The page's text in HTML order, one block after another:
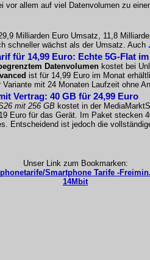
vor allem auf viel Datenvolumen zu
Milliarden Euro Umsatz, 11,8
schneller wächst als der Umsatz. Auch
für 14,99 Euro: Echte 5G-Flat
Datenvolumen kostet bei
ist für 14,99 Euro im Monat
mit 24 Monaten Laufzeit ohne
Vertrag: 40 GB für 24,99 Euro
mit 256 GB kostet in der
Euro für das Gerät. Im Paket stecken
Entscheidend ist jedoch die
Unser Link zum Bookmarken:
Smartphone Tarife -
14Mbit